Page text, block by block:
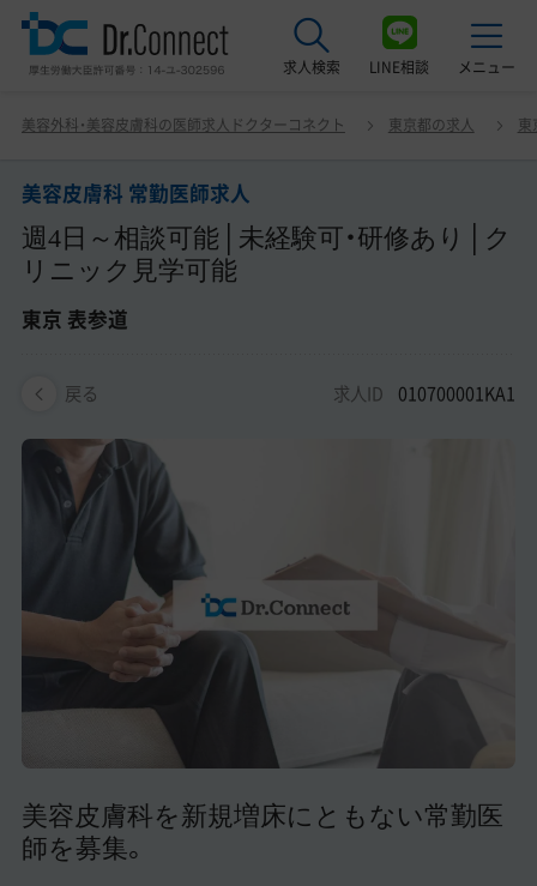
求人検索 LINE相談 メニュー
美容クリニック見学ご希望の方はこちら
サービス紹介
ドクターコネクトの強み
非常勤・アルバイト求人一覧
美容医療医師の転職お役立ちコンテンツ
美容クリニック見学・研修情報
美容外科・美容皮膚科の医師転職体験談
美容クリニックインタビュー
美容医療の転職お役立ち記事
美容医療辞典
美容外科・美容皮膚科の医師求人ドクターコネクト 東京都の求人 東
美容皮膚科 常勤医師求人
週4日～相談可能│未経験可・研修あり│ク
リニック見学可能
東京 表参道
戻る 求人ID 010700001KA1
美容皮膚科を新規増床にともない常勤医
師を募集。
美容皮膚科 常勤医師求人 週4日～相談可能│未経験可・研
修あり│クリニック見学可能 東京 表参道